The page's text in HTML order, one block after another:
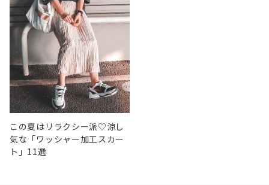
この夏はリラクシー派♡涼し
気な「ワッシャー加工スカー
ト」11選